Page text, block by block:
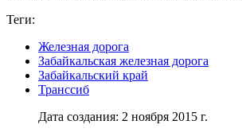
Теги:
Железная дорога
Забайкальская железная дорога
Забайкальский край
Транссиб
Дата создания: 2 ноября 2015 г.